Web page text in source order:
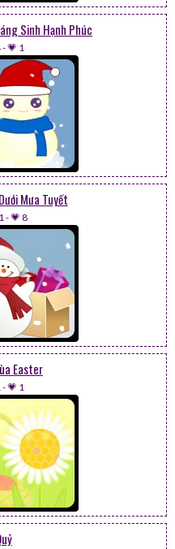
Sinh Hạnh Phúc
-💗 1
Mưa Tuyết
-💗 8
Easter
-💗 1